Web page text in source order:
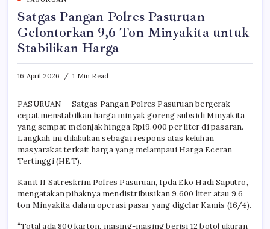
Satgas Pangan Polres Pasuruan
Gelontorkan 9,6 Ton Minyakita untuk
Stabilikan Harga
16 April 2026 1 Min Read
PASURUAN — Satgas Pangan Polres Pasuruan bergerak
cepat menstabilkan harga minyak goreng subsidi Minyakita
yang sempat melonjak hingga Rp19.000 per liter di pasaran.
Langkah ini dilakukan sebagai respons atas keluhan
masyarakat terkait harga yang melampaui Harga Eceran
Tertinggi (HET).
Kanit II Satreskrim Polres Pasuruan, Ipda Eko Hadi Saputro,
mengatakan pihaknya mendistribusikan 9.600 liter atau 9,6
ton Minyakita dalam operasi pasar yang digelar Kamis (16/4).
“Total ada 800 karton, masing-masing berisi 12 botol ukuran